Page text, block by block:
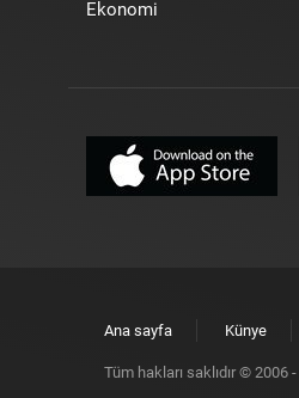
Ekonomi
Ana sayfa Künye
Tüm hakları saklıdır © 2006 -